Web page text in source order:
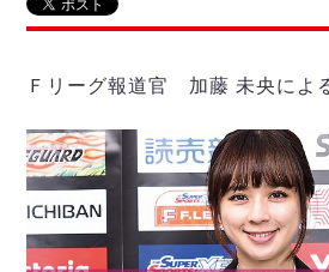
メットライフ生命Ｆ２リー
試合日程
順位表
戦績表
警告・退場・出場停止選手
個人ランキング｜ゴール
個人ランキング｜シュート
湘南ベルマーレ
名古屋オーシャンズ
ボルクバレット北九州
バサジィ大分
メットライフ生命Ｆ２リー
リーグ概要
日本フットサルリーグについて
大会概要
リーグ要項
クラブライセンス関連
アリーナ観戦マナー&ルール
過去の記録 ARCHIVE
ディビジョン1 試合記録
ディビジョン2 試合記録
Ｆリーグカップ 試合記録
プロジェクト PROJECT
ABeam AWARD
DIVISION01
Ｆリーグ報道官 加藤 未央によ